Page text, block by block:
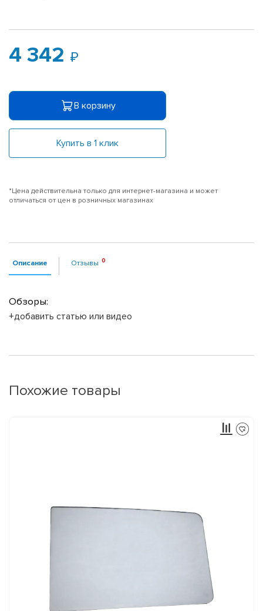
4 342
В корзину
Купить в 1 клик
*Цена действительна только для интернет-магазина и может
отличаться от цен в розничных магазинах
Описание Отзывы
Обзоры:
+добавить статью или видео
Похожие товары